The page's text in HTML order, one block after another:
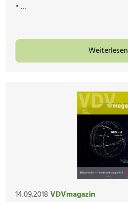
• …
Weiterlesen
14.09.2018VDVmagazin